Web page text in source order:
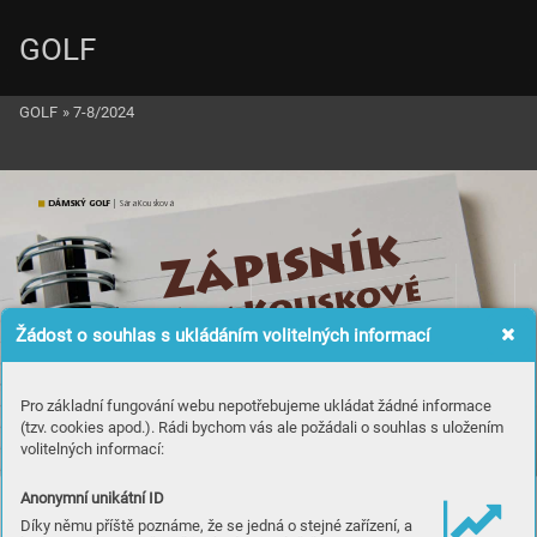
Žádost o souhlas s ukládáním volitelných informací
Pro základní fungování webu nepotřebujeme ukládat žádné informace
(tzv. cookies apod.). Rádi bychom vás ale požádali o souhlas s uložením
volitelných informací:
Anonymní unikátní ID
Díky němu příště poznáme, že se jedná o stejné zařízení, a
Zápisník
Sáry Kouskové
ty karty…
DÁMSKÝ GOLF | Sár a Kouskov á
a úvod bych chtěla říct
pokud oněkterých věcech p
je musíte pr
ožít, abys te jim
porozu měli, tak osystému „karet“,
ty…
GOLF
GOLF » 7-8/2024